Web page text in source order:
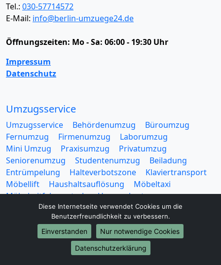
Tel.: 030-57714572
E-Mail: info@berlin-umzuege24.de
Öffnungszeiten: Mo - Sa: 06:00 - 19:30 Uhr
Impressum
Datenschutz
Umzugsservice
Umzugsservice Behördenumzug
Büroumzug
Fernumzug
Firmenumzug
Laborumzug
Mini Umzug
Praxisumzug
Privatumzug
Seniorenumzug
Studentenumzug
Beiladung
Entrümpelung
Halteverbotszone
Klaviertransport
Möbellift
Haushaltsauflösung
Möbeltaxi
Möbelmitfahrzentrale
Umzugskartons
Europa-Umzüge
Diese Internetseite verwendet Cookies um die
Benutzerfreundlichkeit zu verbessern.
Einverstanden
Nur notwendige Cookies
Datenschutzerklärung